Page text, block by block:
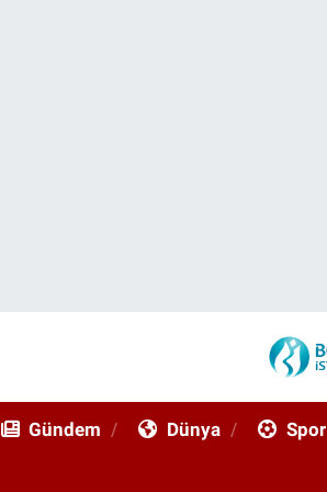
Gündem Dünya Spor